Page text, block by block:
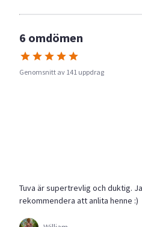
6 omdömen
Genomsnitt av 141 uppdrag
Tuva är supertrevlig och duktig.
rekommendera att anlita henne :)